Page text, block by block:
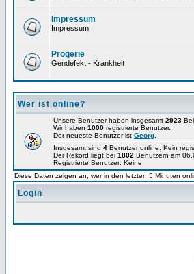
Impressum
Impressum
Progerie
Gendefekt - Krankheit
Wer ist online?
Unsere Benutzer haben insgesamt 2923
Wir haben 1000 registrierte Benutzer.
Der neueste Benutzer ist Georg
Insgesamt sind 4 Benutzer online: Kein
Der Rekord liegt bei 1802 Benutzern am
Registrierte Benutzer: Keine
Diese Daten zeigen an, wer in den letzten 5 Minuten
Login